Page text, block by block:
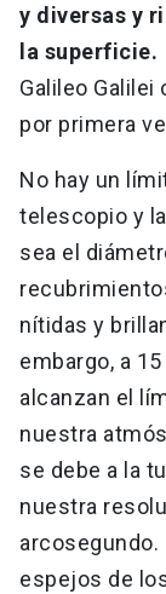
y diversas y
la superficie.
Galileo Galilei
por primera
No hay un
telescopio y
sea el
nítidas y
embargo, a
alcanzan el
nuestra
se debe a la
nuestra
espejos de